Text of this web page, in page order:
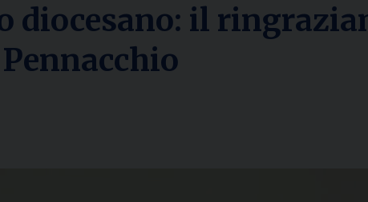
diocesano: il